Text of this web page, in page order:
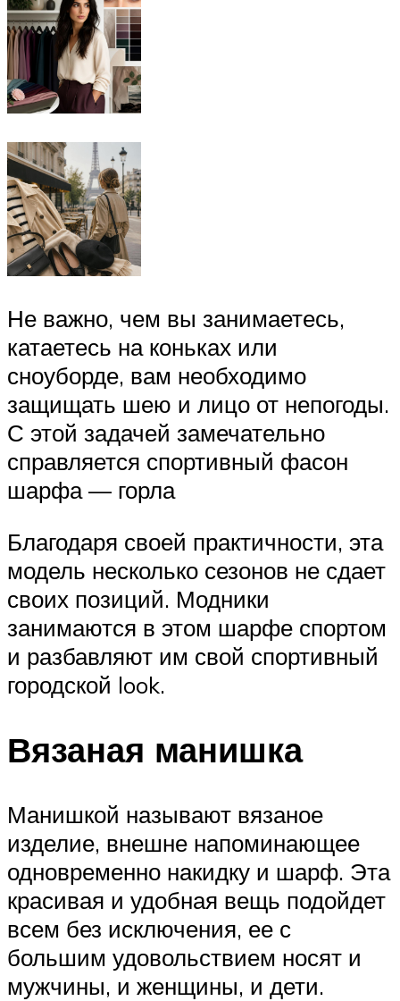
Не важно, чем вы занимаетесь,
катаетесь на коньках или
сноуборде, вам необходимо
защищать шею и лицо от непогоды.
С этой задачей замечательно
справляется спортивный фасон
шарфа — горла
Благодаря своей практичности, эта
модель несколько сезонов не сдает
своих позиций. Модники
занимаются в этом шарфе спортом
и разбавляют им свой спортивный
городской look.
Вязаная манишка
Манишкой называют вязаное
изделие, внешне напоминающее
одновременно накидку и шарф. Эта
красивая и удобная вещь подойдет
всем без исключения, ее с
большим удовольствием носят и
мужчины, и женщины, и дети.